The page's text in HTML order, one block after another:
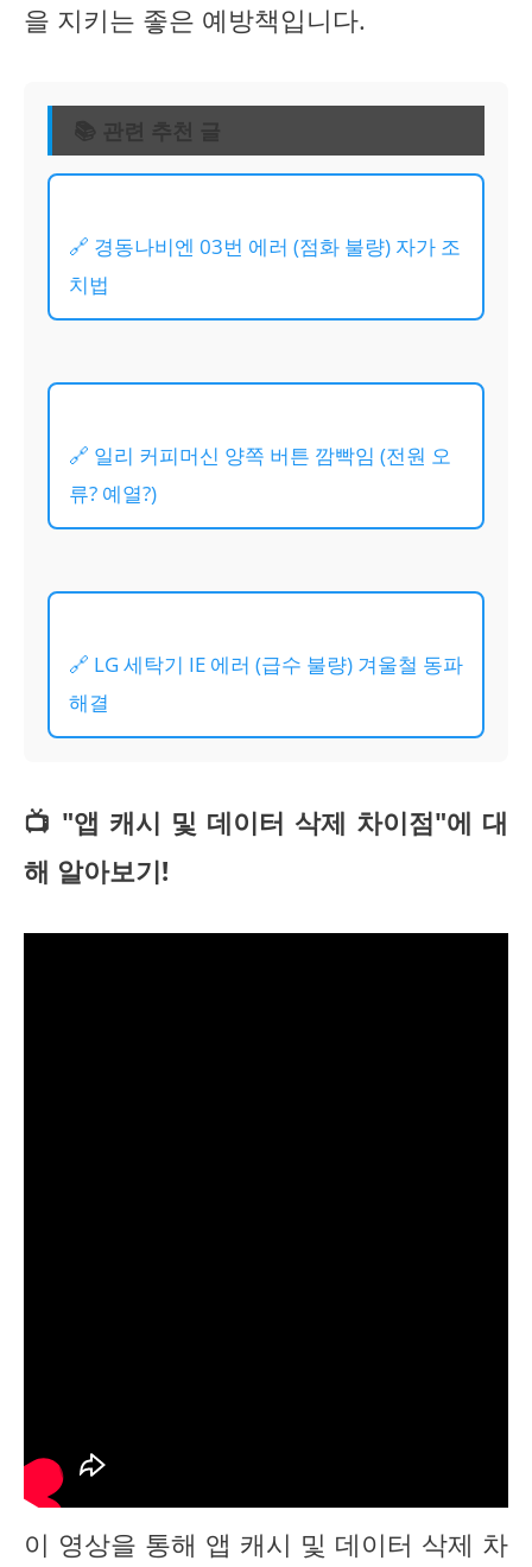
을 지키는 좋은 예방책입니다.
📚 관련 추천 글
🔗 경동나비엔 03번 에러 (점화 불량) 자가 조
치법
🔗 일리 커피머신 양쪽 버튼 깜빡임 (전원 오
류? 예열?)
🔗 LG 세탁기 IE 에러 (급수 불량) 겨울철 동파
해결
📺 "앱 캐시 및 데이터 삭제 차이점"에 대
해 알아보기!
이 영상을 통해 앱 캐시 및 데이터 삭제 차